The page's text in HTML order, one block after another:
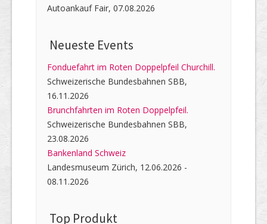
Autoankauf Fair, 07.08.2026
Neueste Events
Fonduefahrt im Roten Doppelpfeil Churchill.
Schweizerische Bundesbahnen SBB,
16.11.2026
Brunchfahrten im Roten Doppelpfeil.
Schweizerische Bundesbahnen SBB,
23.08.2026
Bankenland Schweiz
Landesmuseum Zürich, 12.06.2026 -
08.11.2026
Top Produkt